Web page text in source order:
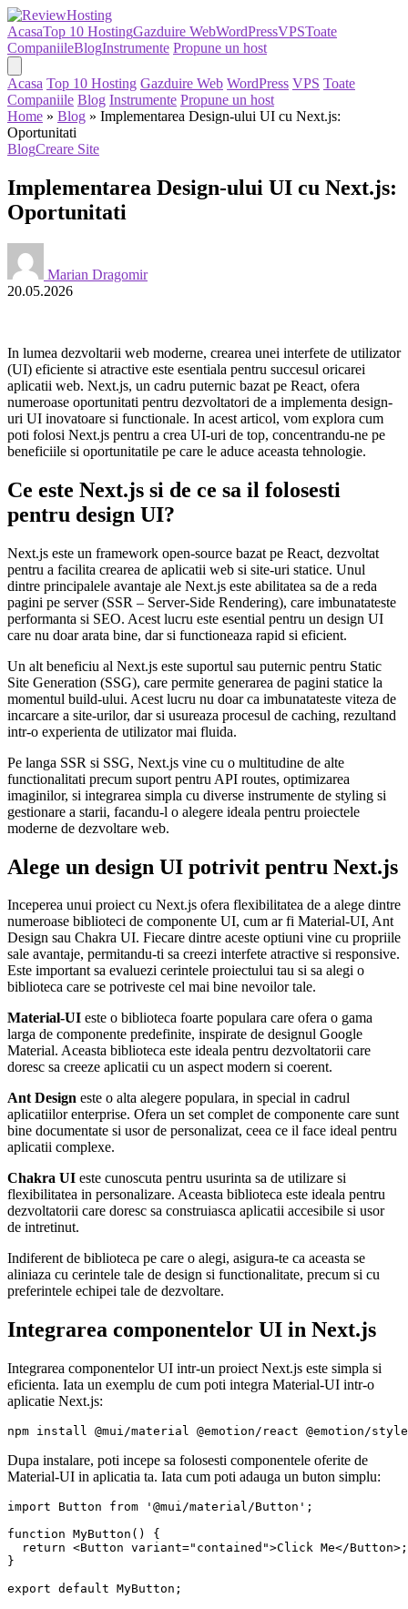
AcasaTop 10 HostingGazduire WebWordPressVPSToate
CompaniileBlogInstrumente Propune un host
Acasa Top 10 Hosting Gazduire Web WordPress VPS Toate
Companiile Blog Instrumente Propune un host
Home » Blog » Implementarea Design-ului UI cu Next.js:
Oportunitati
BlogCreare Site
Implementarea Design-ului UI cu Next.js:
Oportunitati
Marian Dragomir
20.05.2026
In lumea dezvoltarii web moderne, crearea unei interfete de utilizator
(UI) eficiente si atractive este esentiala pentru succesul oricarei
aplicatii web. Next.js, un cadru puternic bazat pe React, ofera
numeroase oportunitati pentru dezvoltatori de a implementa design-
uri UI inovatoare si functionale. In acest articol, vom explora cum
poti folosi Next.js pentru a crea UI-uri de top, concentrandu-ne pe
beneficiile si oportunitatile pe care le aduce aceasta tehnologie.
Ce este Next.js si de ce sa il folosesti
pentru design UI?
Next.js este un framework open-source bazat pe React, dezvoltat
pentru a facilita crearea de aplicatii web si site-uri statice. Unul
dintre principalele avantaje ale Next.js este abilitatea sa de a reda
pagini pe server (SSR – Server-Side Rendering), care imbunatateste
performanta si SEO. Acest lucru este esential pentru un design UI
care nu doar arata bine, dar si functioneaza rapid si eficient.
Un alt beneficiu al Next.js este suportul sau puternic pentru Static
Site Generation (SSG), care permite generarea de pagini statice la
momentul build-ului. Acest lucru nu doar ca imbunatateste viteza de
incarcare a site-urilor, dar si usureaza procesul de caching, rezultand
intr-o experienta de utilizator mai fluida.
Pe langa SSR si SSG, Next.js vine cu o multitudine de alte
functionalitati precum suport pentru API routes, optimizarea
imaginilor, si integrarea simpla cu diverse instrumente de styling si
gestionare a starii, facandu-l o alegere ideala pentru proiectele
moderne de dezvoltare web.
Alege un design UI potrivit pentru Next.js
Inceperea unui proiect cu Next.js ofera flexibilitatea de a alege dintre
numeroase biblioteci de componente UI, cum ar fi Material-UI, Ant
Design sau Chakra UI. Fiecare dintre aceste optiuni vine cu propriile
sale avantaje, permitandu-ti sa creezi interfete atractive si responsive.
Este important sa evaluezi cerintele proiectului tau si sa alegi o
biblioteca care se potriveste cel mai bine nevoilor tale.
Material-UI este o biblioteca foarte populara care ofera o gama
larga de componente predefinite, inspirate de designul Google
Material. Aceasta biblioteca este ideala pentru dezvoltatorii care
doresc sa creeze aplicatii cu un aspect modern si coerent.
Ant Design este o alta alegere populara, in special in cadrul
aplicatiilor enterprise. Ofera un set complet de componente care sunt
bine documentate si usor de personalizat, ceea ce il face ideal pentru
aplicatii complexe.
Chakra UI este cunoscuta pentru usurinta sa de utilizare si
flexibilitatea in personalizare. Aceasta biblioteca este ideala pentru
dezvoltatorii care doresc sa construiasca aplicatii accesibile si usor
de intretinut.
Indiferent de biblioteca pe care o alegi, asigura-te ca aceasta se
aliniaza cu cerintele tale de design si functionalitate, precum si cu
preferintele echipei tale de dezvoltare.
Integrarea componentelor UI in Next.js
Integrarea componentelor UI intr-un proiect Next.js este simpla si
eficienta. Iata un exemplu de cum poti integra Material-UI intr-o
aplicatie Next.js:
npm install @mui/material @emotion/react @emotion/
Dupa instalare, poti incepe sa folosesti componentele oferite de
Material-UI in aplicatia ta. Iata cum poti adauga un buton simplu:
import Button from '@mui/material/Button';
function MyButton() {
  return <Button variant="contained">Click Me</Button>;
}
export default MyButton;